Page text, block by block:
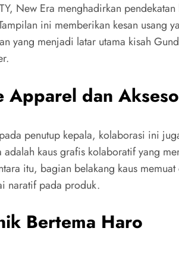
New Era menghadirkan
ini memberikan kesan usang
yang menjadi latar utama kisah
Apparel dan
penutup kepala, kolaborasi ini
adalah kaus grafis kolaboratif yang
itu, bagian belakang kaus
naratif pada produk.
Bertema Haro